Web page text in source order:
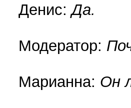
Денис:Да.
Модератор:
Марианна: Он